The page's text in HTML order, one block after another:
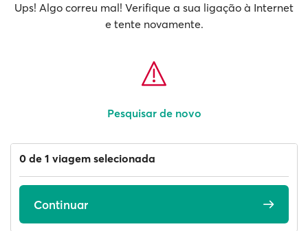
Ups! Algo correu mal! Verifique a sua ligação à Internet
e tente novamente.
Pesquisar de novo
0 de 1 viagem selecionada
Continuar